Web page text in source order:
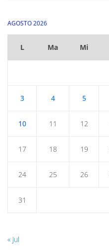
AGOSTO 2026
L Ma Mi
3 4 5
10 11 12
17 18 19
24 25 26
31
« Jul